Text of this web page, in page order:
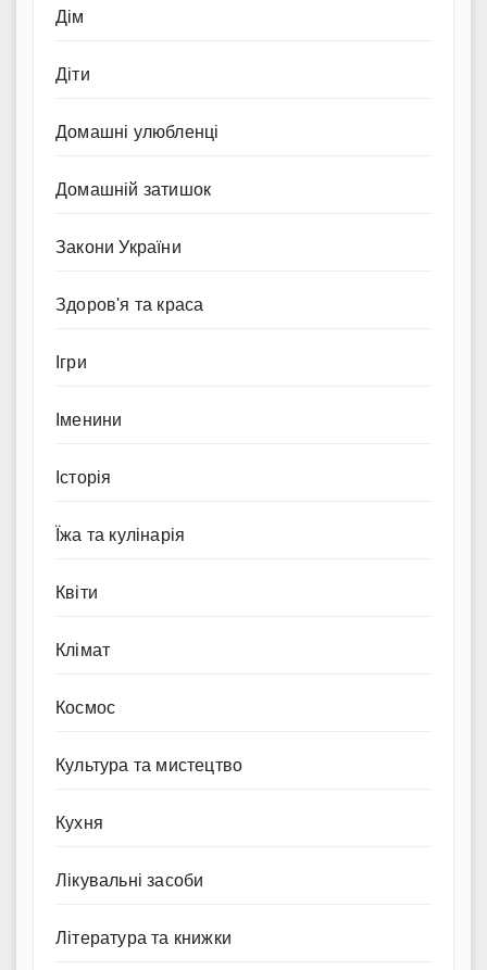
Дім
Діти
Домашні улюбленці
Домашній затишок
Закони України
Здоров'я та краса
Ігри
Іменини
Історія
Їжа та кулінарія
Квіти
Клімат
Космос
Культура та мистецтво
Кухня
Лікувальні засоби
Література та книжки